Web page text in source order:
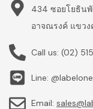
434 ซอยโยธิน
อาจณรงค์ แขวง
Call us: (02)
Line:
Email: